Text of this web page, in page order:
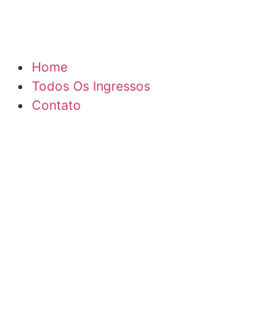
Home
Todos Os Ingressos
Contato